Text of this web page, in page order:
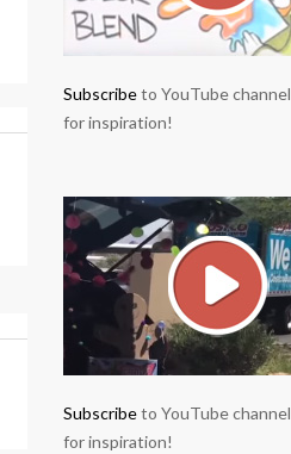
Subscribeto YouTube channel
for inspiration!
Subscribeto YouTube channel
for inspiration!